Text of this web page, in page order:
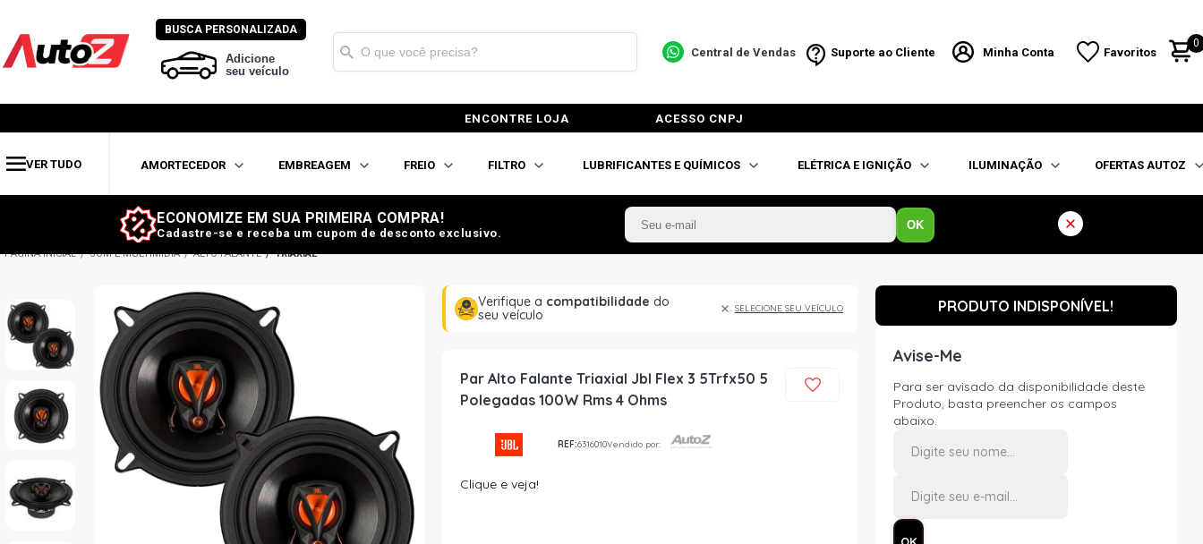
BUSCA PERSONALIZADA
Adicione
seu veículo
Central de Vendas Suporte ao Cliente Minha Conta Favoritos
0
ENCONTRE LOJA ACESSO CNPJ
VER TUDO AMORTECEDOR EMBREAGEM FREIO FILTRO LUBRIFICANTES E QUÍMICOS ELÉTRICA E IGNIÇÃO ILUMINAÇÃO OFERTAS AUTOZ
ECONOMIZE EM SUA PRIMEIRA COMPRA!
Cadastre-se e receba um cupom de desconto exclusivo.
OK
SOM E MULTIMÍDIA ALTO FALANTE TRIAXIAL
Verifique a compatibilidade do
seu veículo
SELECIONE SEU VEÍCULO
Par Alto Falante Triaxial Jbl Flex 3 5Trfx50 5
Polegadas 100W Rms 4 Ohms
REF:6316010Vendido por:
Clique e veja!
PRODUTO INDISPONÍVEL!
Avise-Me
Para ser avisado da disponibilidade deste
Produto, basta preencher os campos
abaixo.